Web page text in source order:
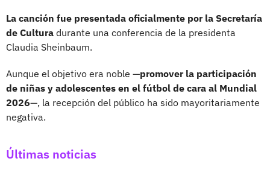
La canción fue presentada oficialmente por la Secretaría
de Cultura durante una conferencia de la presidenta
Claudia Sheinbaum.
Aunque el objetivo era noble —promover la participación
de niñas y adolescentes en el fútbol de cara al Mundial
2026—, la recepción del público ha sido mayoritariamente
negativa.
Últimas noticias